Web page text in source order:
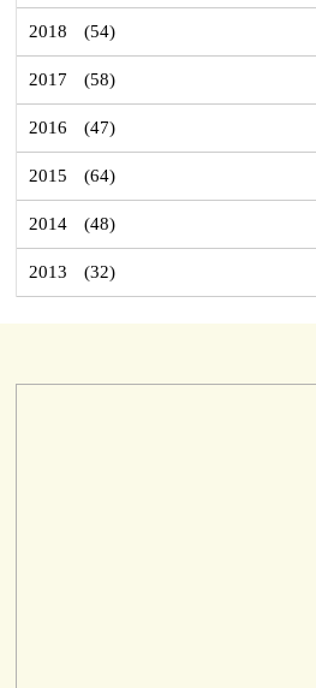
2018 (54)
2017 (58)
2016 (47)
2015 (64)
2014 (48)
2013 (32)